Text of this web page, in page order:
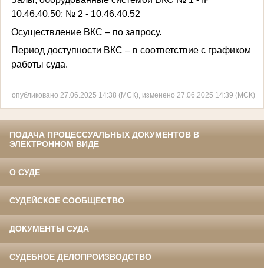
10.46.40.50; № 2 - 10.46.40.52
Осуществление ВКС – по запросу.
Период доступности ВКС – в соответствие с графиком
работы суда.
опубликовано 27.06.2025 14:38 (МСК), изменено 27.06.2025 14:39 (МСК)
ПОДАЧА ПРОЦЕССУАЛЬНЫХ ДОКУМЕНТОВ В
ЭЛЕКТРОННОМ ВИДЕ
О СУДЕ
СУДЕЙСКОЕ СООБЩЕСТВО
ДОКУМЕНТЫ СУДА
СУДЕБНОЕ ДЕЛОПРОИЗВОДСТВО